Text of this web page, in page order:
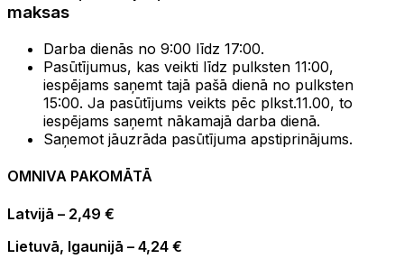
maksas
Darba dienās no 9:00 līdz 17:00.
Pasūtījumus, kas veikti līdz pulksten 11:00,
iespējams saņemt tajā pašā dienā no pulksten
15:00. Ja pasūtījums veikts pēc plkst.11.00, to
iespējams saņemt nākamajā darba dienā.
Saņemot jāuzrāda pasūtījuma apstiprinājums.
OMNIVA PAKOMĀTĀ
Latvijā – 2,49 €
Lietuvā, Igaunijā – 4,24 €